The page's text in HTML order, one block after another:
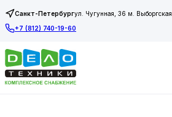
Санкт-Петербургул. Чугунная, 36 м. Выборгская
+7 (812) 740-19-60